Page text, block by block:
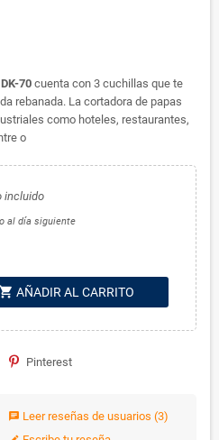
DK-70 cuenta con 3 cuchillas que te
rebanada. La cortadora de papas
como hoteles, restaurantes,
o
incluido
al día siguiente
AÑADIR AL CARRITO
Pinterest
chat Leer reseñas de usuarios (3)